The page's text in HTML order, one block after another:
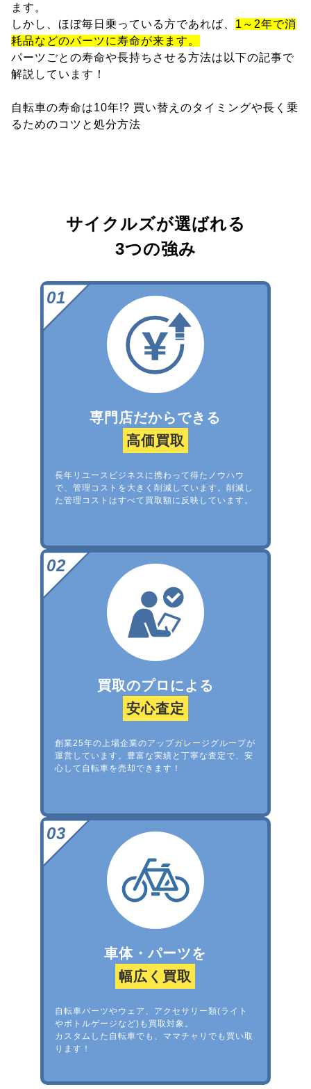
ます。
しかし、ほぼ毎日乗っている方であれば、 1～2年で消
耗品などのパーツに寿命が来ます。
パーツごとの寿命や長持ちさせる方法は以下の記事で
解説しています！
自転車の寿命は10年!? 買い替えのタイミングや長く乗
るためのコツと処分方法
サイクルズが選ばれる
3つの強み
専門店だからできる
高価買取
長年リユースビジネスに携わって得たノウハウ
で、管理コストを大きく削減しています。削減し
た管理コストはすべて買取額に反映しています。
買取のプロによる
安心査定
創業25年の上場企業のアップガレージグループが
運営しています。豊富な実績と丁寧な査定で、安
心して自転車を売却できます！
車体・パーツを
幅広く買取
自転車パーツやウェア、アクセサリー類(ライト
やボトルゲージなど)も買取対象。
カスタムした自転車でも、ママチャリでも買い取
ります！